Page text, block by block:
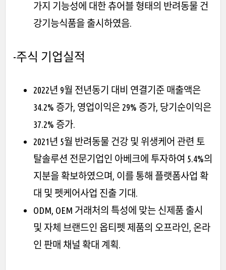
가지 기능성에 대한 츄어블 형태의 반려동물 건
강기능식품을 출시하였음.
-주식 기업실적
2022년 9월 전년동기 대비 연결기준 매출액은
34.2% 증가, 영업이익은 29% 증가, 당기순이익은
37.2% 증가.
2021년 5월 반려동물 건강 및 위생케어 관련 토
탈솔루션 전문기업인 아베크에 투자하여 5.4%의
지분을 확보하였으며, 이를 통해 플랫폼사업 확
대 및 펫케어사업 진출 기대.
ODM, OEM 거래처의 특성에 맞는 신제품 출시
및 자체 브랜드인 옵티펫 제품의 오프라인, 온라
인 판매 채널 확대 계획.